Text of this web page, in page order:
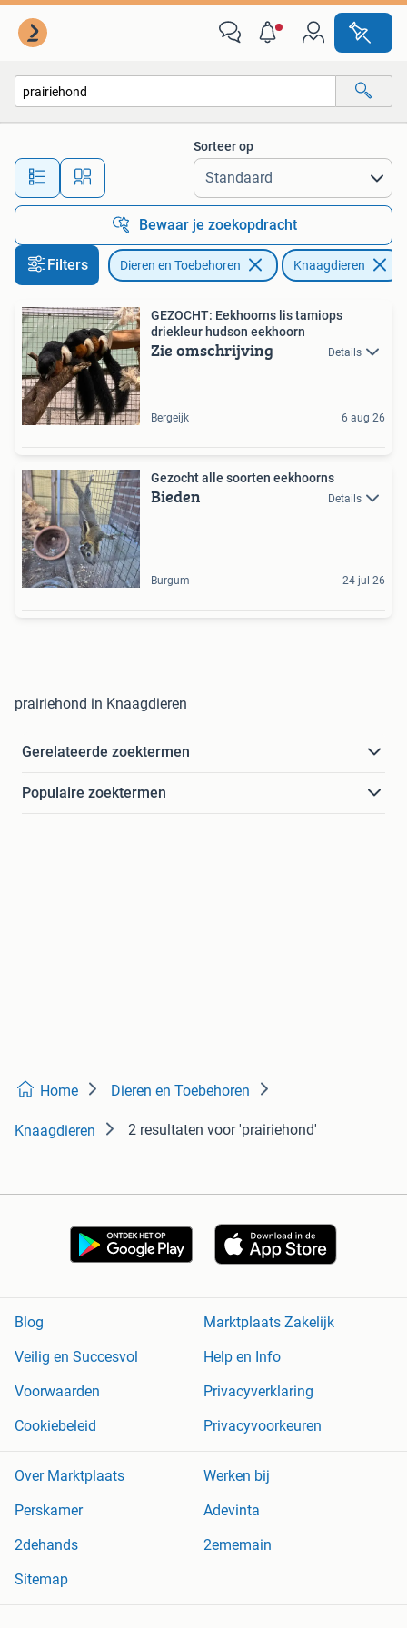
Alle afstanden…
Sorteer op
Bewaar je zoekopdracht
Filters Dieren en Toebehoren Knaagdieren
GEZOCHT: Eekhoorns lis tamiops
driekleur hudson eekhoorn
Zie omschrijving Details
Bergeijk 6 aug 26
Gezocht alle soorten eekhoorns
Bieden Details
Burgum 24 jul 26
prairiehond in Knaagdieren
Gerelateerde zoektermen
Populaire zoektermen
Home Dieren en Toebehoren
Knaagdieren 2 resultaten voor 'prairiehond'
Blog
Marktplaats Zakelijk
Veilig en Succesvol
Help en Info
Voorwaarden
Privacyverklaring
Cookiebeleid
Privacyvoorkeuren
Over Marktplaats
Werken bij
Perskamer
Adevinta
2dehands
2ememain
Sitemap